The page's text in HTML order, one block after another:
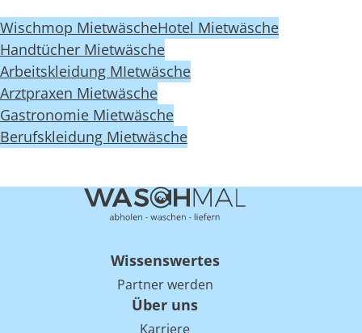
Wischmop MietwäscheHotel Mietwäsche
Handtücher Mietwäsche
Arbeitskleidung MIetwäsche
Arztpraxen Mietwäsche
Gastronomie Mietwäsche
Berufskleidung Mietwäsche
Wissenswertes
Partner werden
Über uns
Karriere